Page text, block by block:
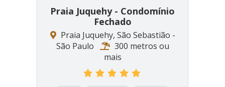
Praia Juquehy - Condomínio
Fechado
Praia Juquehy, São Sebastião -
São Paulo
300 metros ou
mais